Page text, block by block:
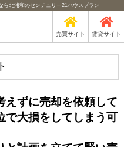
ら北浦和のセンチュリー21ハウスプラン
売買サイト 賃貸サイト